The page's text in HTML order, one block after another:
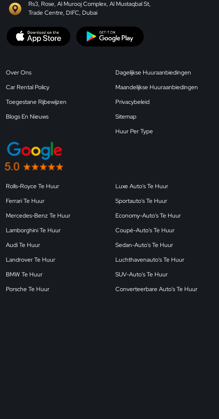
Rs3, Rose, Al Murooj Complex, Al Mustaqbal St,
Trade Centre, DIFC, Dubai
Over Ons
Car Rental Policy
Toegestane Rijbewijzen
Blogs En Nieuws
Dagelijkse Huuraanbiedingen
Maandelijkse Huuraanbiedingen
Privacybeleid
Sitemap
Huur Per Type
Rolls-Royce Te Huur
Ferrari Te Huur
Mercedes-Benz Te Huur
Lamborghini Te Huur
Audi Te Huur
Landrover Te Huur
BMW Te Huur
Porsche Te Huur
Luxe Auto's Te Huur
Sportauto's Te Huur
Economy-Auto's Te Huur
Coupé-Auto's Te Huur
Sedan-Auto's Te Huur
Luchthavenauto's Te Huur
SUV-Auto's Te Huur
Converteerbare Auto's Te Huur